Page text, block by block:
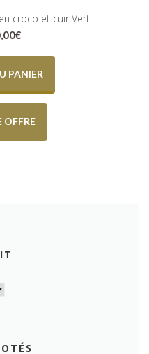
croco et cuir Vert
€
PANIER
OFFRE